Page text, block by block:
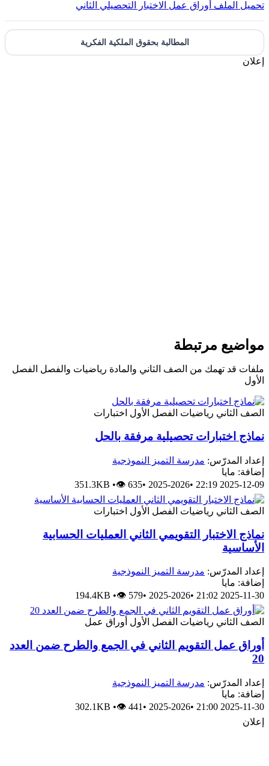
تحميل الملف أوراق عمل الاختبار التحصيلي الثاني
المطالبة بحقوق الملكية الفكرية
إعلان
مواضيع مرتبطة
ملفات قد تهمك من الصف الثاني والمادة رياضيات والفصل الفصل
الأول
الصف الثاني رياضيات الفصل الأول اختبارات
نماذج اختبارات تحصيلية مرفقة بالحل
إعداد المدرّس: مدرسة التميز النموذجية
إضافة: مايا
2025-12-09 22:19
•
2025-2026
•
351.3KB •👁 635
الصف الثاني رياضيات الفصل الأول اختبارات
نماذج الاختبار التقويمي الثاني العمليات الحسابية
الأساسية
إعداد المدرّس: مدرسة التميز النموذجية
إضافة: مايا
2025-11-30 21:02
•
2025-2026
•
194.4KB •👁 579
الصف الثاني رياضيات الفصل الأول أوراق عمل
أوراق عمل التقويم الثاني في الجمع والطرح ضمن العدد
20
إعداد المدرّس: مدرسة التميز النموذجية
إضافة: مايا
2025-11-30 21:00
•
2025-2026
•
302.1KB •👁 441
إعلان